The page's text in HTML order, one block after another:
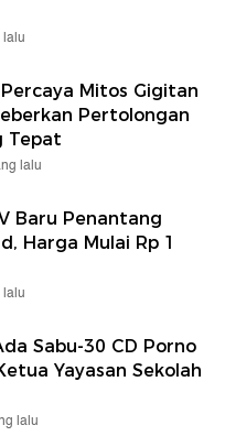
Mitos Gigitan
Pertolongan
Tepat
lalu
Baru Penantang
Harga Mulai Rp 1
Sabu-30 CD Porno
Yayasan Sekolah
lalu